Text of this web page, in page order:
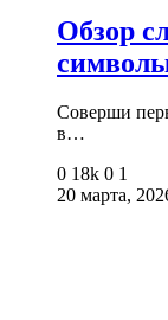
Обзор
Соверши
в…
0 18k 0 1
20 марта,